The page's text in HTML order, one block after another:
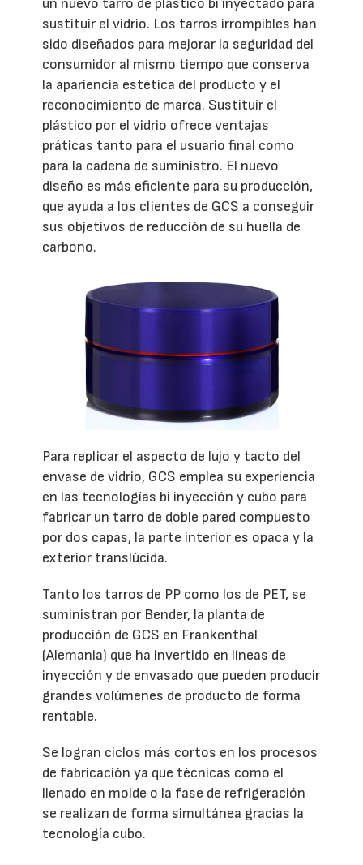
un nuevo tarro de plástico bi inyectado para
sustituir el vidrio. Los tarros irrompibles han
sido diseñados para mejorar la seguridad del
consumidor al mismo tiempo que conserva
la apariencia estética del producto y el
reconocimiento de marca. Sustituir el
plástico por el vidrio ofrece ventajas
práticas tanto para el usuario final como
para la cadena de suministro. El nuevo
diseño es más eficiente para su producción,
que ayuda a los clientes de GCS a conseguir
sus objetivos de reducción de su huella de
carbono.
Para replicar el aspecto de lujo y tacto del
envase de vidrio, GCS emplea su experiencia
en las tecnologías bi inyección y cubo para
fabricar un tarro de doble pared compuesto
por dos capas, la parte interior es opaca y la
exterior translúcida.
Tanto los tarros de PP como los de PET, se
suministran por Bender, la planta de
producción de GCS en Frankenthal
(Alemania) que ha invertido en líneas de
inyección y de envasado que pueden producir
grandes volúmenes de producto de forma
rentable.
Se logran ciclos más cortos en los procesos
de fabricación ya que técnicas como el
llenado en molde o la fase de refrigeración
se realizan de forma simultánea gracias la
tecnología cubo.